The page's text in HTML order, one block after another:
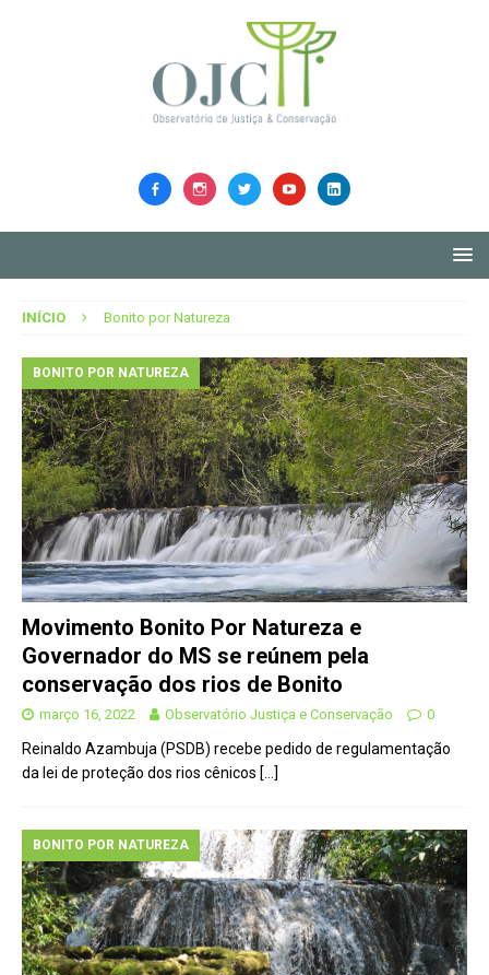
INÍCIO Bonito por Natureza
BONITO POR NATUREZA
Movimento Bonito Por Natureza e
Governador do MS se reúnem pela
conservação dos rios de Bonito
março 16, 2022 Observatório Justiça e Conservação 0
Reinaldo Azambuja (PSDB) recebe pedido de regulamentação
da lei de proteção dos rios cênicos […]
BONITO POR NATUREZA